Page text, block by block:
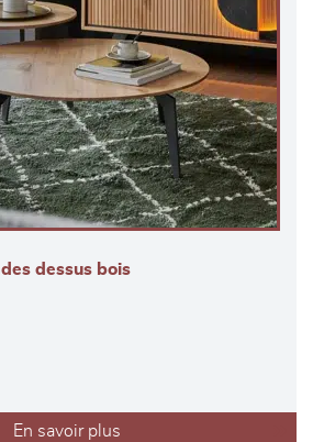
dessus bois
En savoir plus